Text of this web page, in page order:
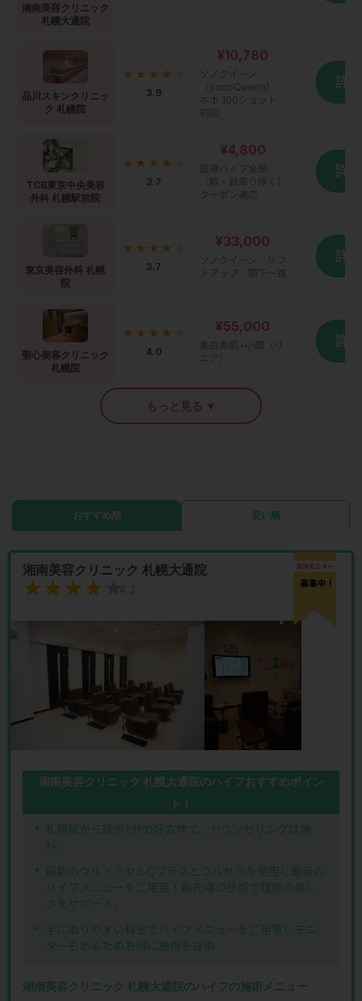
湘南美容クリニック
札幌大通院
品川スキンクリニッ
ク 札幌院
★★★★
3.9
¥10,780
ソノクイーン
（sonoQueen）
ホホ 100ショット
初回
詳
TCB東京中央美容
外科 札幌駅前院
★★★★
3.7
¥4,800
医療ハイフ全顔
（額・目周り除く）
クーポン適応
詳
東京美容外科 札幌
院
★★★★
3.7
¥33,000
ソノクイーン リフ
トアップ 顎下～首
詳
聖心美容クリニック
札幌院
★★★★
4.0
¥55,000
美白美肌+小顔（リ
詳
もっと見る ▼
おすすめ順 安い順
湘南美容クリニック 札幌大通院
★★★★★
★★★★★4.2
湘南美容クリニック 札幌大通院のハイフおすすめポイン
ト！
札幌駅から徒歩1分の好立地で、カウンセリングは無
料。
最新のウルトラセルQプラスとウルセラを使用し最新の
ハイフメニューをご用意！最先端の技術で理想の美し
さをサポート。
手に取りやすい料金でハイフメニューをご用意しモニ
ターもあるためお得に施術を提供
湘南美容クリニック 札幌大通院のハイフの施術メニュー